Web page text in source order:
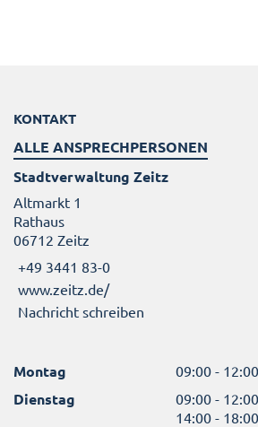
KONTAKT
ALLE ANSPRECHPERSONEN
Stadtverwaltung Zeitz
Altmarkt 1
Rathaus
06712 Zeitz
+49 3441 83-0
www.zeitz.de/
Nachricht schreiben
Montag 09:00 -
Dienstag
09:00 -
14:00 -